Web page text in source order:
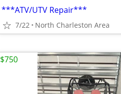
***ATV/UTV Repair***
7/22 North Charleston Area
$750